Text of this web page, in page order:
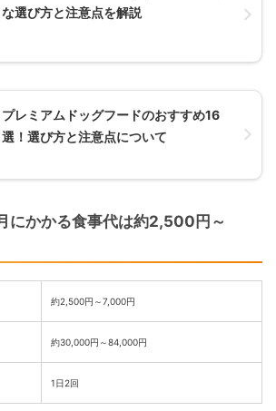
な選び方と注意点を解説
プレミアムドッグフードのおすすめ16
選！選び方と注意点について
にかかる食事代は約2,500円～
約2,500円～7,000円
約30,000円～84,000円
1日2回